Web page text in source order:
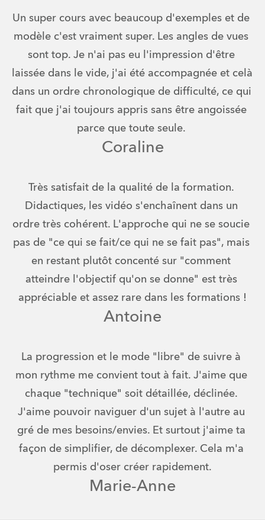
Un super cours avec beaucoup d'exemples et de
modèle c'est vraiment super. Les angles de vues
sont top. Je n'ai pas eu l'impression d'être
laissée dans le vide, j'ai été accompagnée et celà
dans un ordre chronologique de difficulté, ce qui
fait que j'ai toujours appris sans être angoissée
parce que toute seule.
Coraline
Très satisfait de la qualité de la formation.
Didactiques, les vidéo s'enchaînent dans un
ordre très cohérent. L'approche qui ne se soucie
pas de "ce qui se fait/ce qui ne se fait pas", mais
en restant plutôt concenté sur "comment
atteindre l'objectif qu'on se donne" est très
appréciable et assez rare dans les formations !
Antoine
La progression et le mode "libre" de suivre à
mon rythme me convient tout à fait. J'aime que
chaque "technique" soit détaillée, déclinée.
J'aime pouvoir naviguer d'un sujet à l'autre au
gré de mes besoins/envies. Et surtout j'aime ta
façon de simplifier, de décomplexer. Cela m'a
permis d'oser créer rapidement.
Marie-Anne